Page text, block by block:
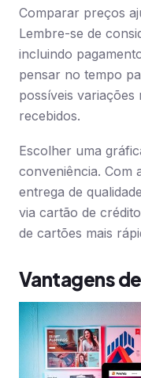
Comparar preços
Lembre-se de
incluindo
pensar no tempo
possíveis variações
recebidos.
Escolher uma
conveniência. Com
entrega de
via cartão de
de cartões mais
Vantagens